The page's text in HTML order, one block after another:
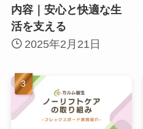
内容｜安心と快適な生
活を支える
2025年2月21日